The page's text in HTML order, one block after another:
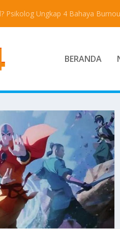
Psikolog Ungkap 4 Bahaya
BERANDA